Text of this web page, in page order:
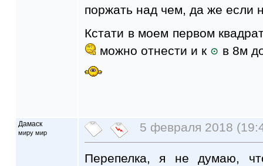
поржать над чем, да же если
Кстати в моем первом
можно отнести и к
в 8м
Дамаск
миру мир 5 февраля 2018
Перепелка, я не думаю,